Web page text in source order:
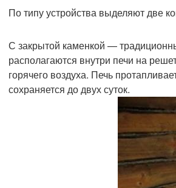
По типу устройства выделяют две
С закрытой каменкой —
располагаются внутри печи на
горячего воздуха. Печь
сохраняется до двух суток.